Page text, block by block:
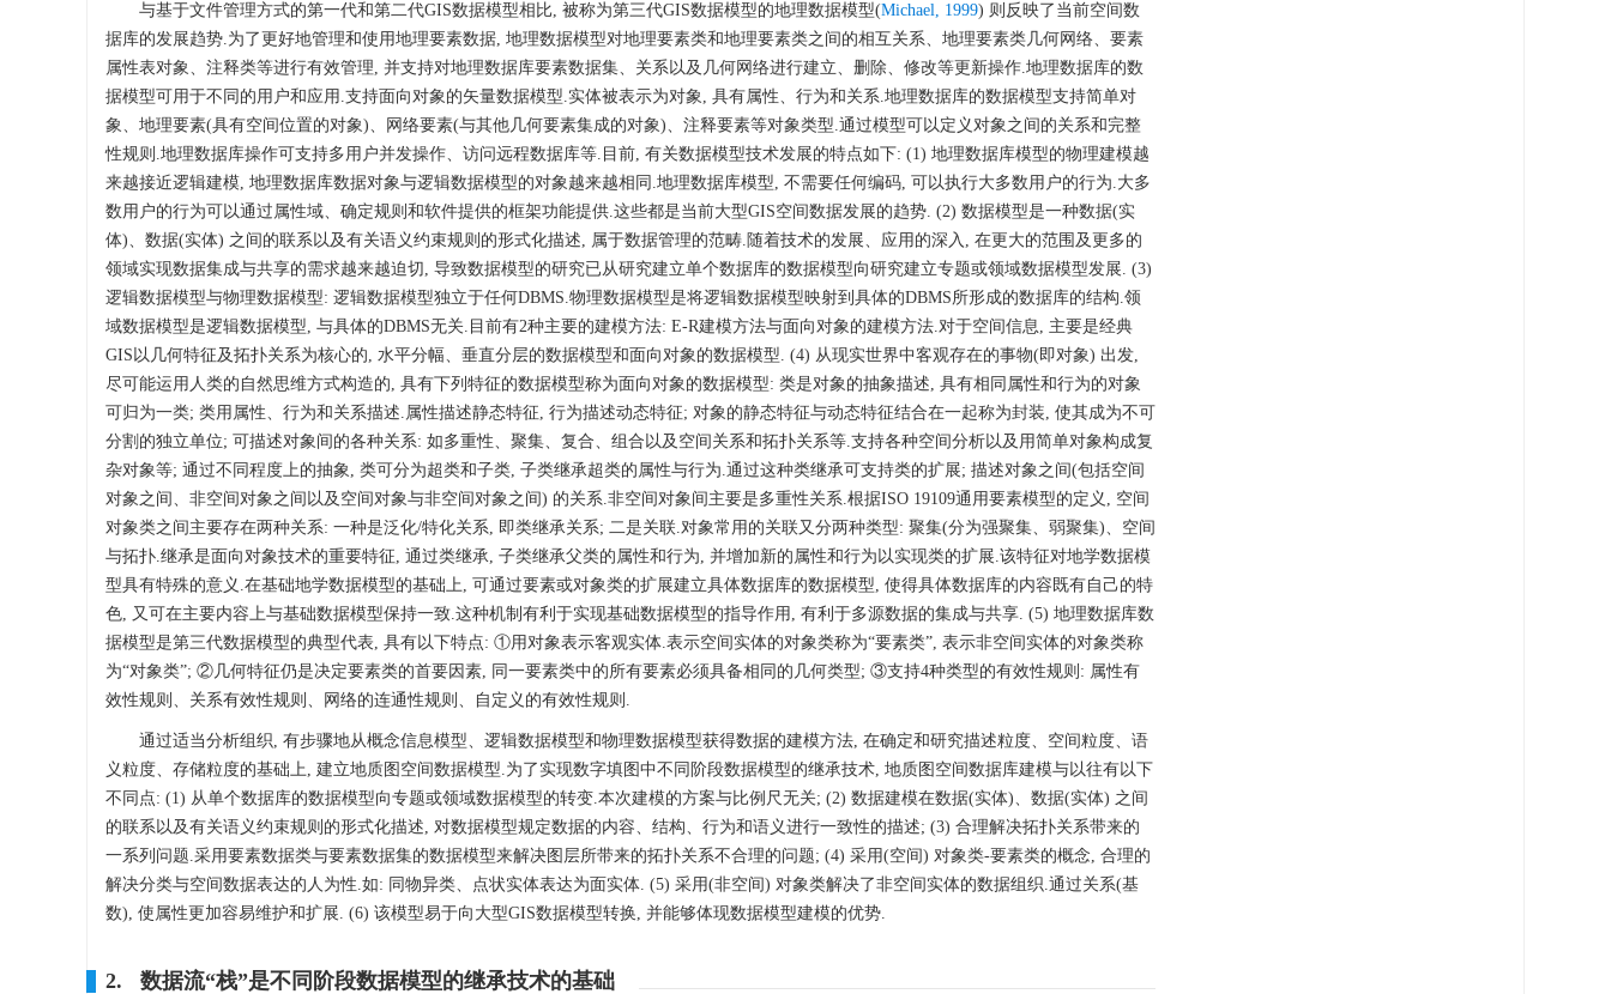
与基于文件管理方式的第一代和第二代GIS数据模型相比, 被称为第三代GIS数据模型的地理数据模型(Michael, 1999) 则反映了当前空间数
据库的发展趋势.为了更好地管理和使用地理要素数据, 地理数据模型对地理要素类和地理要素类之间的相互关系、地理要素类几何网络、要素
属性表对象、注释类等进行有效管理, 并支持对地理数据库要素数据集、关系以及几何网络进行建立、删除、修改等更新操作.地理数据库的数
据模型可用于不同的用户和应用.支持面向对象的矢量数据模型.实体被表示为对象, 具有属性、行为和关系.地理数据库的数据模型支持简单对
象、地理要素(具有空间位置的对象)、网络要素(与其他几何要素集成的对象)、注释要素等对象类型.通过模型可以定义对象之间的关系和完整
性规则.地理数据库操作可支持多用户并发操作、访问远程数据库等.目前, 有关数据模型技术发展的特点如下: (1) 地理数据库模型的物理建模越
来越接近逻辑建模, 地理数据库数据对象与逻辑数据模型的对象越来越相同.地理数据库模型, 不需要任何编码, 可以执行大多数用户的行为.大多
数用户的行为可以通过属性域、确定规则和软件提供的框架功能提供.这些都是当前大型GIS空间数据发展的趋势. (2) 数据模型是一种数据(实
体)、数据(实体) 之间的联系以及有关语义约束规则的形式化描述, 属于数据管理的范畴.随着技术的发展、应用的深入, 在更大的范围及更多的
领域实现数据集成与共享的需求越来越迫切, 导致数据模型的研究已从研究建立单个数据库的数据模型向研究建立专题或领域数据模型发展. (3)
逻辑数据模型与物理数据模型: 逻辑数据模型独立于任何DBMS.物理数据模型是将逻辑数据模型映射到具体的DBMS所形成的数据库的结构.领
域数据模型是逻辑数据模型, 与具体的DBMS无关.目前有2种主要的建模方法: E-R建模方法与面向对象的建模方法.对于空间信息, 主要是经典
GIS以几何特征及拓扑关系为核心的, 水平分幅、垂直分层的数据模型和面向对象的数据模型. (4) 从现实世界中客观存在的事物(即对象) 出发,
尽可能运用人类的自然思维方式构造的, 具有下列特征的数据模型称为面向对象的数据模型: 类是对象的抽象描述, 具有相同属性和行为的对象
可归为一类; 类用属性、行为和关系描述.属性描述静态特征, 行为描述动态特征; 对象的静态特征与动态特征结合在一起称为封装, 使其成为不可
分割的独立单位; 可描述对象间的各种关系: 如多重性、聚集、复合、组合以及空间关系和拓扑关系等.支持各种空间分析以及用简单对象构成复
杂对象等; 通过不同程度上的抽象, 类可分为超类和子类, 子类继承超类的属性与行为.通过这种类继承可支持类的扩展; 描述对象之间(包括空间
对象之间、非空间对象之间以及空间对象与非空间对象之间) 的关系.非空间对象间主要是多重性关系.根据ISO 19109通用要素模型的定义, 空间
对象类之间主要存在两种关系: 一种是泛化/特化关系, 即类继承关系; 二是关联.对象常用的关联又分两种类型: 聚集(分为强聚集、弱聚集)、空间
与拓扑.继承是面向对象技术的重要特征, 通过类继承, 子类继承父类的属性和行为, 并增加新的属性和行为以实现类的扩展.该特征对地学数据模
型具有特殊的意义.在基础地学数据模型的基础上, 可通过要素或对象类的扩展建立具体数据库的数据模型, 使得具体数据库的内容既有自己的特
色, 又可在主要内容上与基础数据模型保持一致.这种机制有利于实现基础数据模型的指导作用, 有利于多源数据的集成与共享. (5) 地理数据库数
据模型是第三代数据模型的典型代表, 具有以下特点: ①用对象表示客观实体.表示空间实体的对象类称为“要素类”, 表示非空间实体的对象类称
为“对象类”; ②几何特征仍是决定要素类的首要因素, 同一要素类中的所有要素必须具备相同的几何类型; ③支持4种类型的有效性规则: 属性有
效性规则、关系有效性规则、网络的连通性规则、自定义的有效性规则.
通过适当分析组织, 有步骤地从概念信息模型、逻辑数据模型和物理数据模型获得数据的建模方法, 在确定和研究描述粒度、空间粒度、语
义粒度、存储粒度的基础上, 建立地质图空间数据模型.为了实现数字填图中不同阶段数据模型的继承技术, 地质图空间数据库建模与以往有以下
不同点: (1) 从单个数据库的数据模型向专题或领域数据模型的转变.本次建模的方案与比例尺无关; (2) 数据建模在数据(实体)、数据(实体) 之间
的联系以及有关语义约束规则的形式化描述, 对数据模型规定数据的内容、结构、行为和语义进行一致性的描述; (3) 合理解决拓扑关系带来的
一系列问题.采用要素数据类与要素数据集的数据模型来解决图层所带来的拓扑关系不合理的问题; (4) 采用(空间) 对象类-要素类的概念, 合理的
解决分类与空间数据表达的人为性.如: 同物异类、点状实体表达为面实体. (5) 采用(非空间) 对象类解决了非空间实体的数据组织.通过关系(基
数), 使属性更加容易维护和扩展. (6) 该模型易于向大型GIS数据模型转换, 并能够体现数据模型建模的优势.
2. 数据流“栈”是不同阶段数据模型的继承技术的基础